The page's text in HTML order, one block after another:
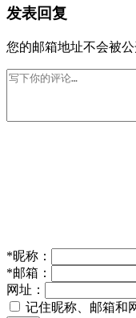
发表回复
您的邮箱地址不会被公
*昵称：
*邮箱：
网址：
记住昵称、邮箱和